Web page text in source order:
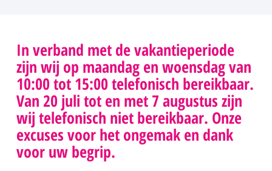
Stichting
Klachten &
088 0229100
Wij zijn
telefonisch
info@skge.nl
Klachtenprocedure
>
socials
In verband met de vakantieperiode
zijn wij op maandag en woensdag van
10:00 tot 15:00 telefonisch bereikbaar.
Van 20 juli tot en met 7 augustus zijn
wij telefonisch niet bereikbaar. Onze
excuses voor het ongemak en dank
voor uw begrip.